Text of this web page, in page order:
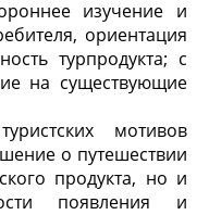
изучение и
ориентация
турпродукта; с
на существующие
мотивов
о путешествии
продукта, но и
появления и